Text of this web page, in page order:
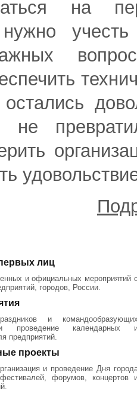
на
нужно
не
лиц
и официальных мероприятий
городов, России.
и
и проведение календарных
предприятий.
проекты
и проведение Дня
форумов, концертов